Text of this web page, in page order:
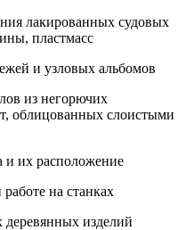
лакированных судовых
пластмасс
и узловых альбомов
из негорючих
облицованных слоистыми
и их расположение
на станках
изделий